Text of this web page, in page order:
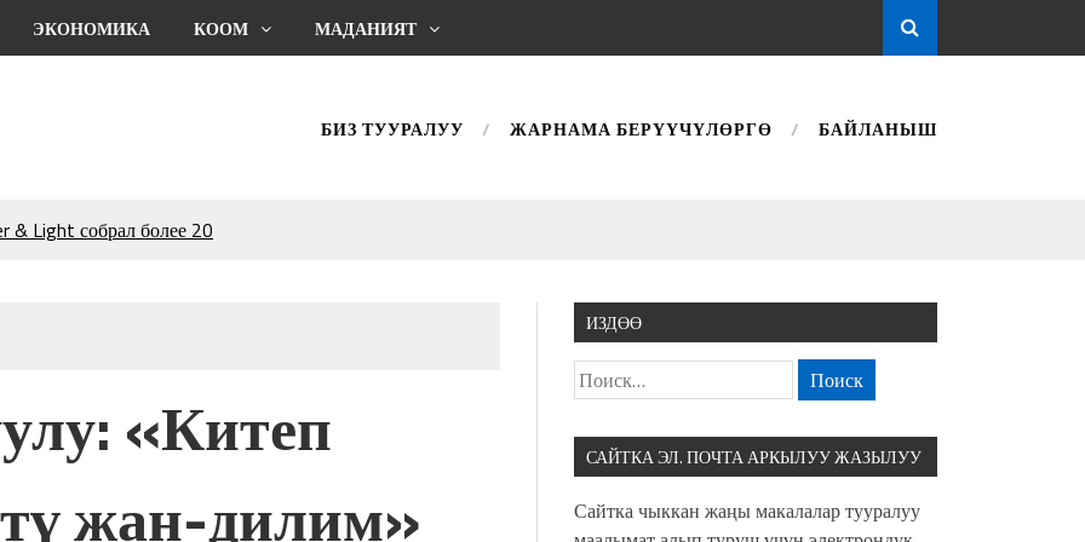
ЭКОНОМИКА КООМ МАДАНИЯТ
БИЗ ТУУРАЛУУ ЖАРНАМА БЕРҮҮЧҮЛӨРГӨ БАЙЛАНЫШ
& Light собрал более 20
шоу
Central Park
союзунун
сыймык жана чоң
«Китеп
жан-дилим»
ИЗДӨӨ
САЙТКА ЭЛ. ПОЧТА АРКЫЛУУ ЖАЗЫЛУУ
Сайтка чыккан жаңы макалалар тууралуу